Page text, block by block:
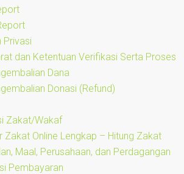
Privasi
dan Ketentuan Verifikasi Serta Proses
Dana
Donasi (Refund)
Zakat/Wakaf
Zakat Online Lengkap – Hitung Zakat
Maal, Perusahaan, dan Perdagangan
Pembayaran